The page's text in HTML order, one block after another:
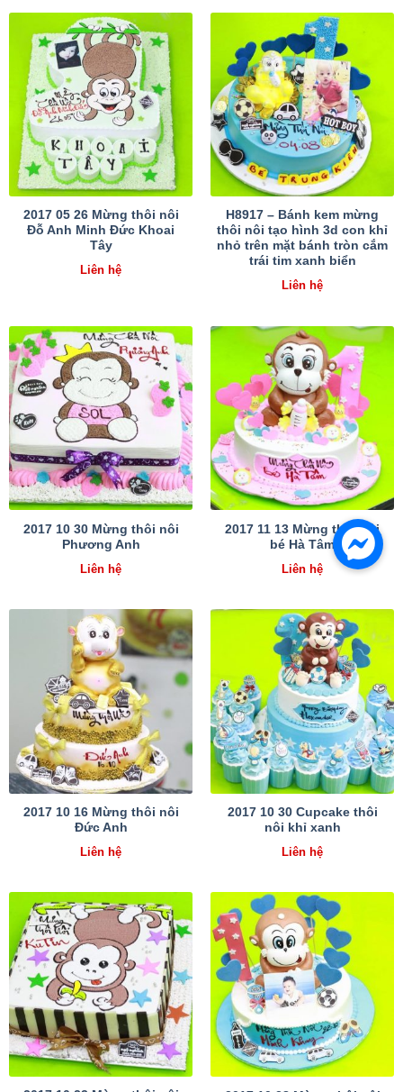
2017 05 26 Mừng thôi nôi
Đỗ Anh Minh Đức Khoai
Tây
Liên hệ
H8917 – Bánh kem mừng
thôi nôi tạo hình 3d con khỉ
nhỏ trên mặt bánh tròn cắm
trái tim xanh biển
Liên hệ
2017 10 30 Mừng thôi nôi
Phương Anh
Liên hệ
2017 11 13 Mừng thôi nôi
bé Hà Tâm
Liên hệ
2017 10 16 Mừng thôi nôi
Đức Anh
Liên hệ
2017 10 30 Cupcake thôi
nôi khỉ xanh
Liên hệ